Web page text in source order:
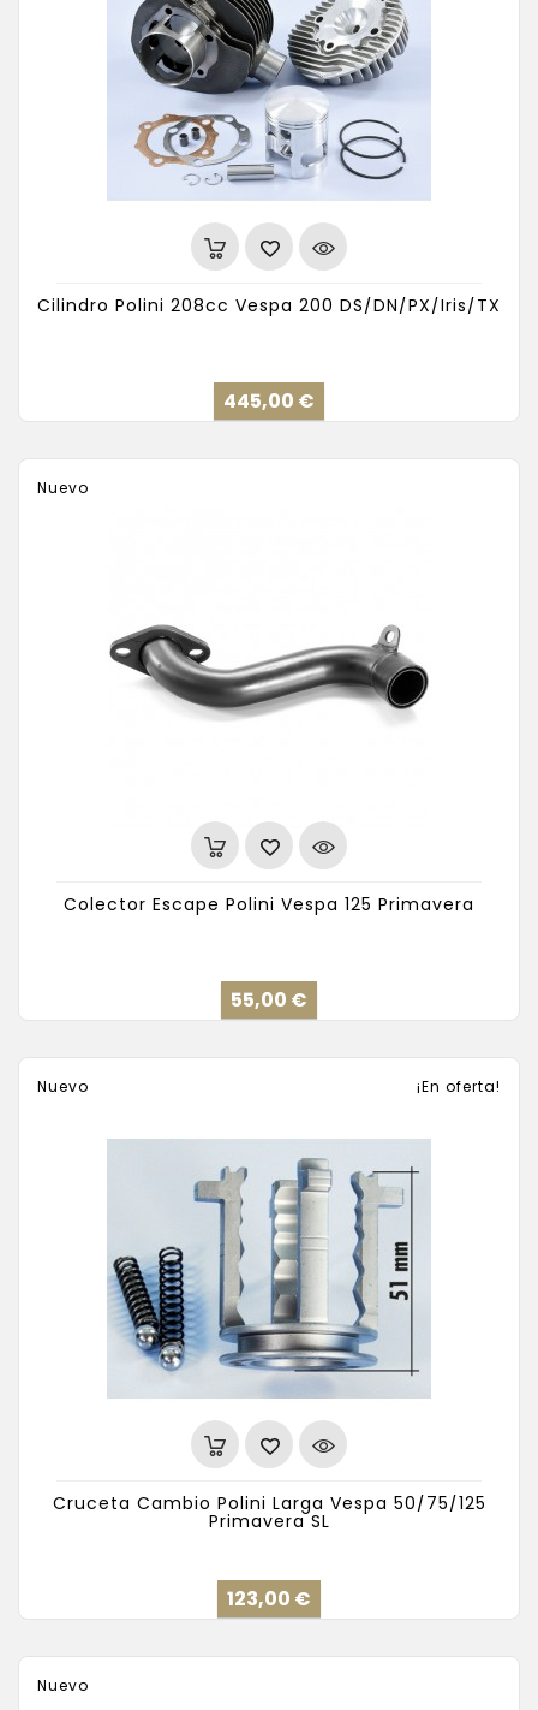
Cilindro Polini 208cc Vespa 200 DS/DN/PX/Iris/TX
445,00 €
Nuevo
Colector Escape Polini Vespa 125 Primavera
55,00 €
¡En oferta!
Nuevo
Cruceta Cambio Polini Larga Vespa 50/75/125
Primavera SL
123,00 €
Nuevo